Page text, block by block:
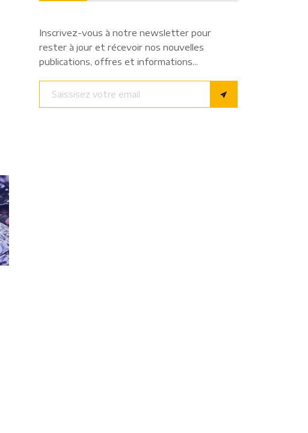
Inscrivez-vous à notre newsletter pour
rester à jour et récevoir nos nouvelles
publications, offres et informations...